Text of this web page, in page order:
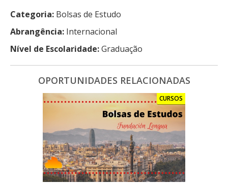
Categoria: Bolsas de Estudo
Abrangência: Internacional
Nível de Escolaridade:Graduação
OPORTUNIDADES RELACIONADAS
CURSOS